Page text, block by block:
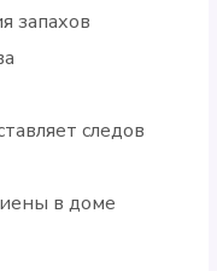
запахов
следов
в доме